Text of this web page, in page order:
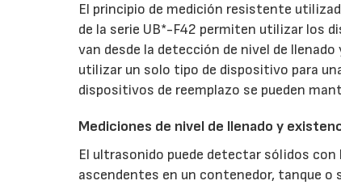
El principio de medición resistente
de la serie UB*-F42 permiten utilizar los
van desde la detección de nivel de
utilizar un solo tipo de dispositivo para
dispositivos de reemplazo se pueden
Mediciones de nivel de llenado y
El ultrasonido puede detectar sólidos
ascendentes en un contenedor, tanque